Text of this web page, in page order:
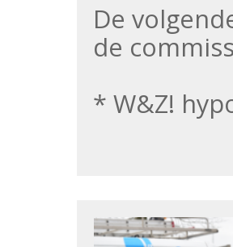
De
de
* W&Z!